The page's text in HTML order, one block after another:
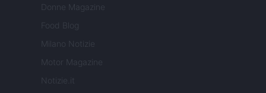
Donne Magazine
Food Blog
Milano Notizie
Motor Magazine
Notizie.it